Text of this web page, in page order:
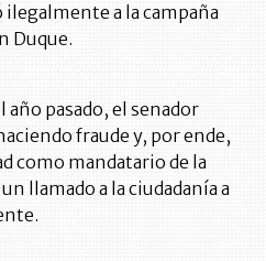
a la campaña
Duque.
año pasado, el senador
fraude y, por ende,
como mandatario de la
llamado a la ciudadanía a